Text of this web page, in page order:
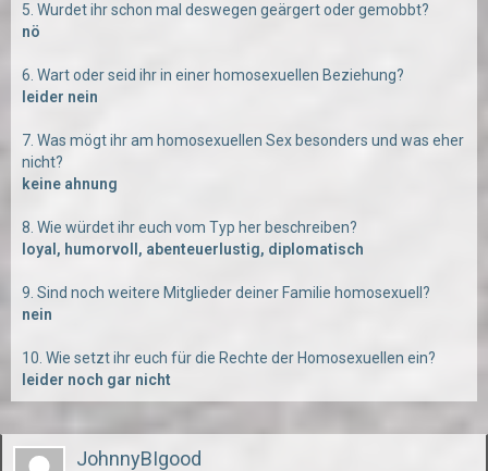
5. Wurdet ihr schon mal deswegen geärgert oder gemobbt?
nö
6. Wart oder seid ihr in einer homosexuellen Beziehung?
leider nein
7. Was mögt ihr am homosexuellen Sex besonders und was eher
nicht?
keine ahnung
8. Wie würdet ihr euch vom Typ her beschreiben?
loyal, humorvoll, abenteuerlustig, diplomatisch
9. Sind noch weitere Mitglieder deiner Familie homosexuell?
nein
10. Wie setzt ihr euch für die Rechte der Homosexuellen ein?
leider noch gar nicht
JohnnyBIgood